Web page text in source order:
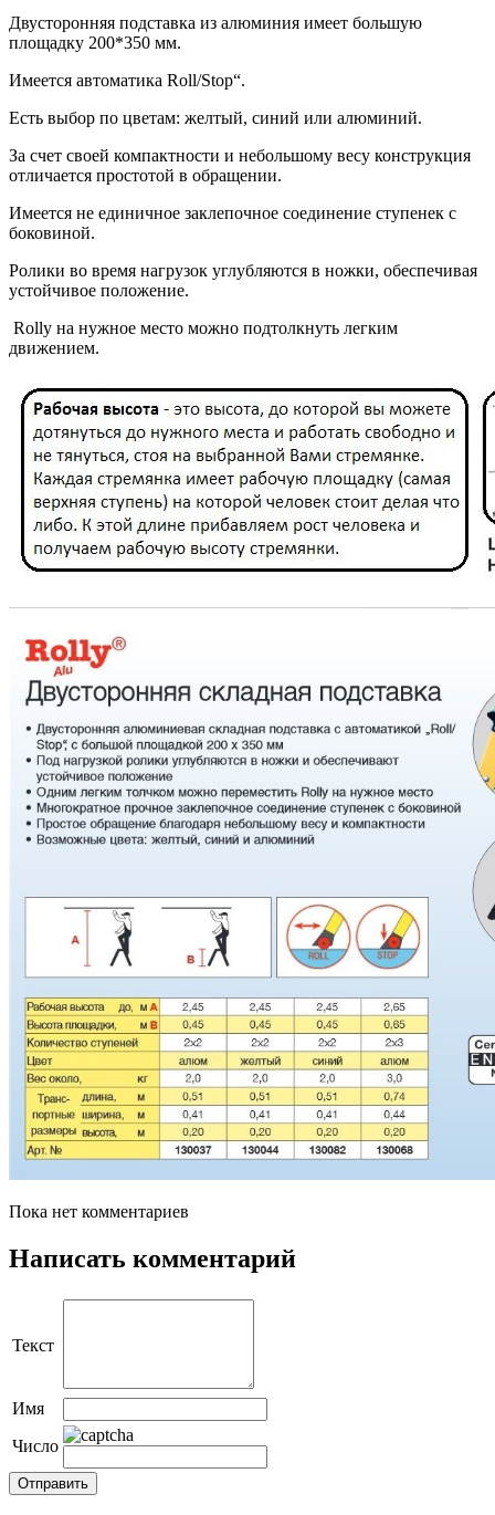
Двусторонняя подставка из алюминия имеет большую
площадку 200*350 мм.
Имеется автоматика Roll/Stop“.
Есть выбор по цветам: желтый, синий или алюминий.
За счет своей компактности и небольшому весу конструкция
отличается простотой в обращении.
Имеется не единичное заклепочное соединение ступенек с
боковиной.
Ролики во время нагрузок углубляются в ножки, обеспечивая
устойчивое положение.
Rolly на нужное место можно подтолкнуть легким
движением.
Пока нет комментариев
Написать комментарий
Текст
Имя
Число